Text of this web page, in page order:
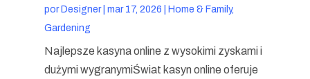
porDesigner| mar 17, 2026
Home & Family,
Gardening
Najlepsze kasyna online z wysokimi zyskami i
dużymi wygranymiŚwiat kasyn online oferuje